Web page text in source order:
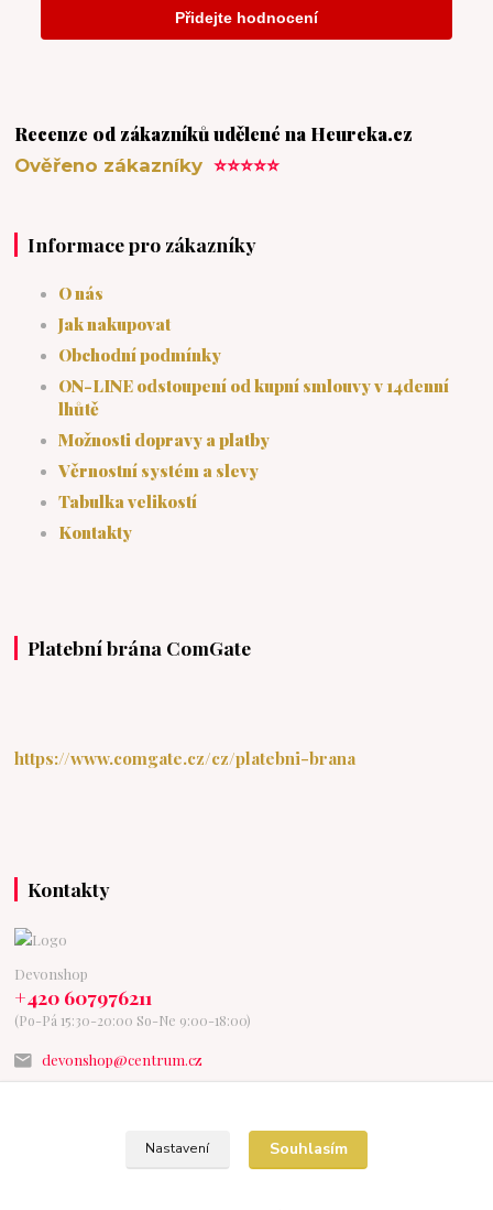
Recenze od zákazníků udělené na Heureka.cz
Ověřeno zákazníky⭐⭐⭐⭐⭐
Informace pro zákazníky
O nás
Jak nakupovat
Obchodní podmínky
ON-LINE odstoupení od kupní smlouvy v 14denní
lhůtě
Možnosti dopravy a platby
Věrnostní systém a slevy
Tabulka velikostí
Kontakty
Platební brána ComGate
https://www.comgate.cz/cz/platebni-brana
Kontakty
Devonshop
+420 607976211
(Po-Pá 15:30-20:00 So-Ne 9:00-18:00)
devonshop@centrum.cz
Nastavení Souhlasím